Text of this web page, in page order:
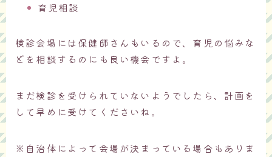
育児相談
検診会場には保健師さんもいるので、育児の悩みな
どを相談するのにも良い機会ですよ。
まだ検診を受けられていないようでしたら、計画を
して早めに受けてくださいね。
※自治体によって会場が決まっている場合もありま